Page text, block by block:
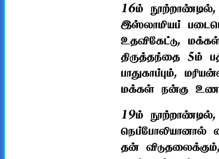
16ம்
இஸ்லாமியப்
உதவிகேட்டு,
திருத்தந்தை 5ம்
பாதுகாப்பும்,
மக்கள் நன்கு
19ம்
நெப்போலியானால்
தன்